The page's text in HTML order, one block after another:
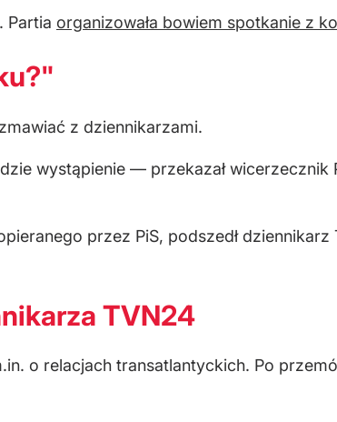
Partia organizowała bowiem spotkanie z
z dziennikarzami.
wystąpienie — przekazał wicerzecznik
przez PiS, podszedł
TVN24
o relacjach transatlantyckich. Po